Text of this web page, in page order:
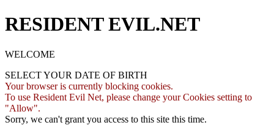
RESIDENT EVIL.NET
WELCOME
SELECT YOUR DATE OF BIRTH
Your browser is currently blocking cookies.
To use Resident Evil Net, please change your Cookies setting to
"Allow".
Sorry, we can't grant you access to this site this time.